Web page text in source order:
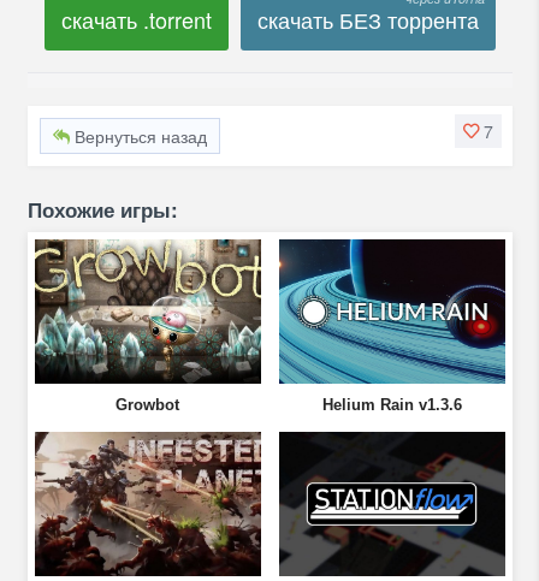
скачать .torrent скачать БЕЗ торрента
7
Вернуться назад
Похожие игры:
Growbot Helium Rain v1.3.6